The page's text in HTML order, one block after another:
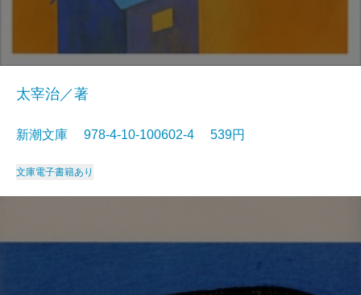
太宰治／著
新潮文庫 978-4-10-100602-4 539円
文庫電子書籍あり